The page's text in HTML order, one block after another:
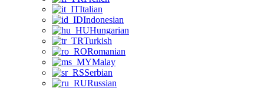
Italian
Indonesian
Hungarian
Turkish
Romanian
Malay
Serbian
Russian